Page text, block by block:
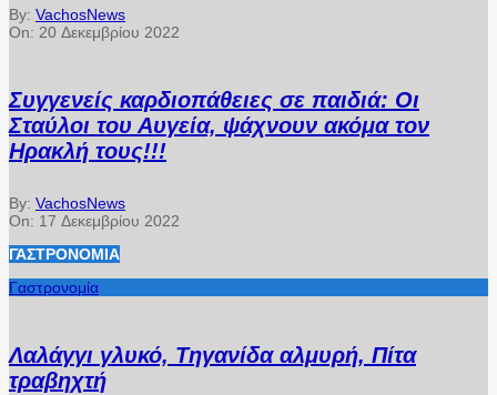
By: VachosNews
On: 20 Δεκεμβρίου 2022
Συγγενείς καρδιοπάθειες σε παιδιά: Οι
Σταύλοι του Αυγεία, ψάχνουν ακόμα τον
Ηρακλή τους!!!
By: VachosNews
On: 17 Δεκεμβρίου 2022
ΓΑΣΤΡΟΝΟΜΊΑ
Γαστρονομία
Λαλάγγι γλυκό, Τηγανίδα αλμυρή, Πίτα
τραβηχτή